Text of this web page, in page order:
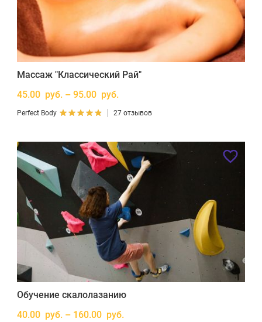
Массаж "Классический Рай"
45.00 руб. – 95.00 руб.
Perfect Body 27 отзывов
Обучение скалолазанию
40.00 руб. – 160.00 руб.